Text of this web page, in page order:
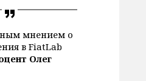
мнением о
в FiatLab
Олег